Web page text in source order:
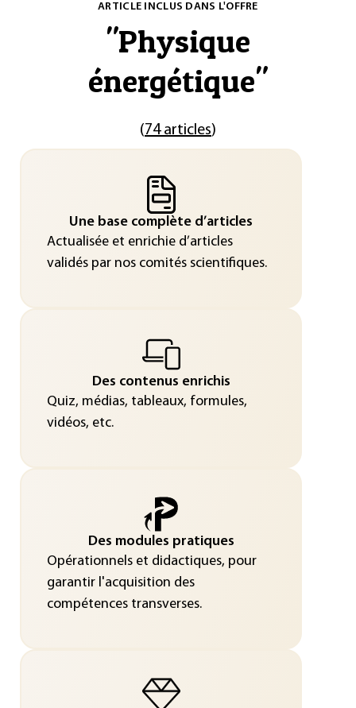
ARTICLE INCLUS DANS L'OFFRE
"Physique
énergétique"
(74 articles)
Une base complète d’articles
Actualisée et enrichie d’articles
validés par nos comités scientifiques.
Des contenus enrichis
Quiz, médias, tableaux, formules,
vidéos, etc.
Des modules pratiques
Opérationnels et didactiques, pour
garantir l'acquisition des
compétences transverses.